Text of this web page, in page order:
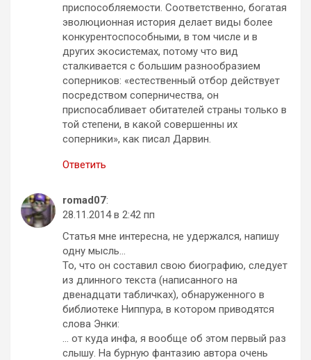
приспособляемости. Соответственно, богатая
эволюционная история делает виды более
конкурентоспособными, в том числе и в
других экосистемах, потому что вид
сталкивается с большим разнообразием
соперников: «естественный отбор действует
посредством соперничества, он
приспосабливает обитателей страны только в
той степени, в какой совершенны их
соперники», как писал Дарвин.
Ответить
romad07:
28.11.2014 в 2:42 пп
Статья мне интересна, не удержался, напишу
одну мысль…
То, что он составил свою биографию, следует
из длинного текста (написанного на
двенадцати табличках), обнаруженного в
библиотеке Ниппура, в котором приводятся
слова Энки:
… от куда инфа, я вообще об этом первый раз
слышу. На бурную фантазию автора очень